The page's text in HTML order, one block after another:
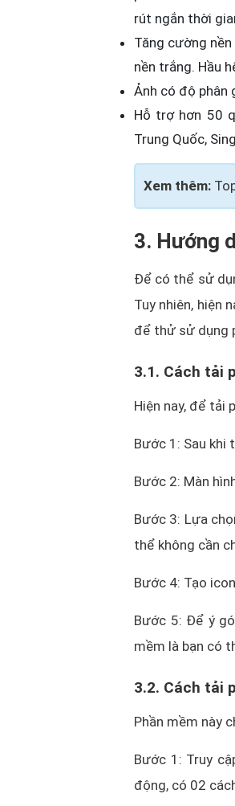
rút ngắn thời
Tăng cường
nền trắng. Hầu
Ảnh có độ phân
Hỗ trợ hơn 50
Trung Quốc,
Xem thêm:
3. Hướng
Để có thể sử
Tuy nhiên, hiện
để thử sử dụng
3.1. Cách tải
Hiện nay, để tải
Bước 1: Sau khi
Bước 2: Màn
Bước 3: Lựa
thể không cần
Bước 4: Tạo
Bước 5: Để ý
mềm là bạn có
3.2. Cách tải
Phần mềm này
Bước 1: Truy
động, có 02